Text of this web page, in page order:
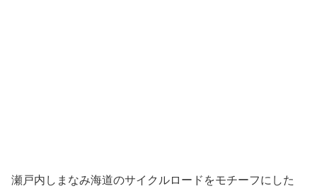
瀬戸内しまなみ海道のサイクルロードをモチーフにした